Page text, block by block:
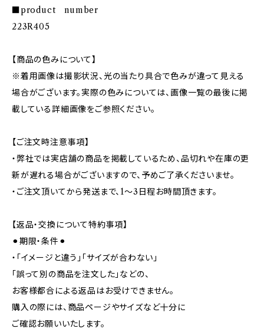
■product number
223R405
【商品の色みについて】
※着用画像は撮影状況、光の当たり具合で色みが違って見える
場合がございます。実際の色みについては、画像一覧の最後に掲
載している詳細画像をご参照ください。
【ご注文時注意事項】
・弊社では実店舗の商品を掲載しているため、品切れや在庫の更
新が遅れる場合がございますので、予めご了承くださいませ。
・ご注文頂いてから発送まで、1～3日程お時間頂きます。
【返品・交換について特約事項】
⚫︎期限・条件⚫︎
・「イメージと違う」「サイズが合わない」
「誤って別の商品を注文した」などの、
お客様都合による返品はお受けできません。
購入の際には、商品ページやサイズなど十分に
ご確認お願いいたします。